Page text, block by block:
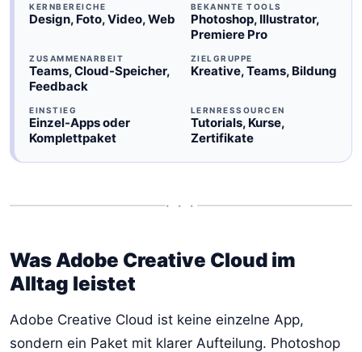
KERNBEREICHE
Design, Foto, Video, Web
BEKANNTE TOOLS
Photoshop, Illustrator,
Premiere Pro
ZUSAMMENARBEIT
Teams, Cloud-Speicher,
Feedback
ZIELGRUPPE
Kreative, Teams, Bildung
EINSTIEG
Einzel-Apps oder
Komplettpaket
LERNRESSOURCEN
Tutorials, Kurse,
Zertifikate
• • •
Was Adobe Creative Cloud im
Alltag leistet
Adobe Creative Cloud ist keine einzelne App,
sondern ein Paket mit klarer Aufteilung. Photoshop